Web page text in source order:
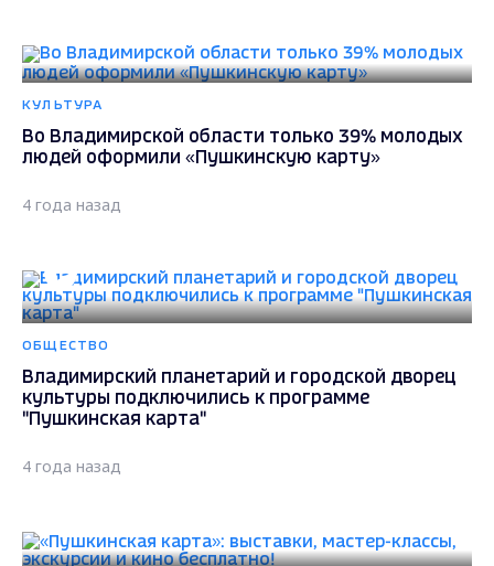
КУЛЬТУРА
Во Владимирской области только 39% молодых
людей оформили «Пушкинскую карту»
4 года назад
ОБЩЕСТВО
Владимирский планетарий и городской дворец
культуры подключились к программе
"Пушкинская карта"
4 года назад